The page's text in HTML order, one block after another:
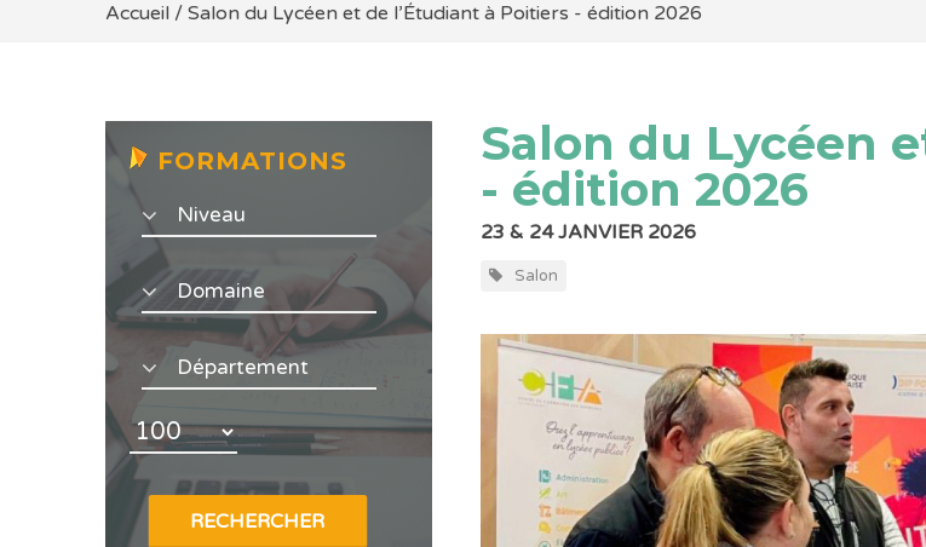
Accueil / Salon du Lycéen et de l’Étudiant à Poitiers - édition 2026
FORMATIONS
Salon du Lycéen
- édition 2026
23 & 24 JANVIER 2026
Salon